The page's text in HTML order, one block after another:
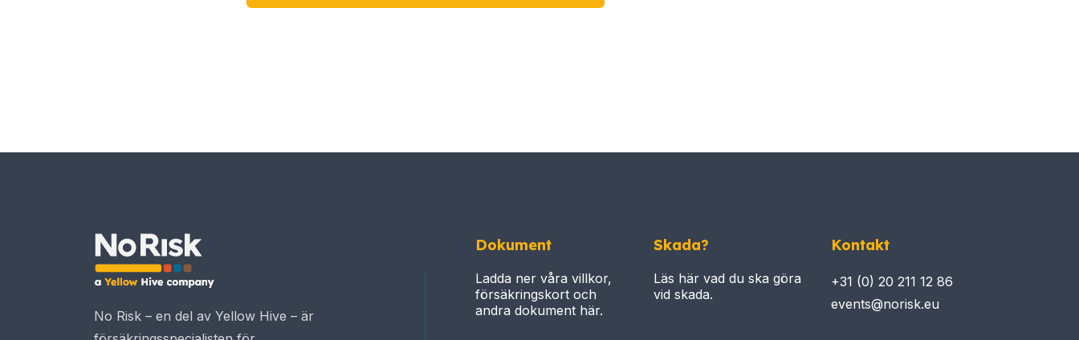
No Risk – en del av Yellow Hive – är
Dokument
Ladda ner våra villkor,
försäkringskort och
andra dokument här.
Skada?
Läs här vad du ska göra
vid skada.
Kontakt
+31 (0) 20 211 12 86​​​​​
events@norisk.eu